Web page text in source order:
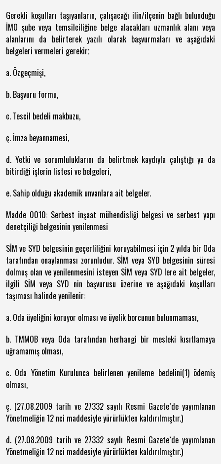
Gerekli koşulları taşıyanların, çalışacağı ilin/ilçenin bağlı bulunduğu
İMO şube veya temsilciliğine belge alacakları uzmanlık alanı veya
alanlarını da belirterek yazılı olarak başvurmaları ve aşağıdaki
belgeleri vermeleri gerekir;
a. Özgeçmişi,
b. Başvuru formu,
c. Tescil bedeli makbuzu,
ç. İmza beyannamesi,
d. Yetki ve sorumluluklarını da belirtmek kaydıyla çalıştığı ya da
bitirdiği işlerin listesi ve belgeleri,
e. Sahip olduğu akademik unvanlara ait belgeler.
Madde 0010: Serbest inşaat mühendisliği belgesi ve serbest yapı
denetçiliği belgesinin yenilenmesi
SİM ve SYD belgesinin geçerliliğini koruyabilmesi için 2 yılda bir Oda
tarafından onaylanması zorunludur. SİM veya SYD belgesinin süresi
dolmuş olan ve yenilenmesini isteyen SİM veya SYD lere ait belgeler,
ilgili SİM veya SYD nin başvurusu üzerine ve aşağıdaki koşulları
taşıması halinde yenilenir:
a. Oda üyeliğini koruyor olması ve üyelik borcunun bulunmaması,
b. TMMOB veya Oda tarafından herhangi bir mesleki kısıtlamaya
uğramamış olması,
c. Oda Yönetim Kurulunca belirlenen yenileme bedelini(1) ödemiş
olması,
ç. (27.08.2009 tarih ve 27332 sayılı Resmi Gazete`de yayımlanan
Yönetmeliğin 12 nci maddesiyle yürürlükten kaldırılmıştır.)
d. (27.08.2009 tarih ve 27332 sayılı Resmi Gazete`de yayımlanan
Yönetmeliğin 12 nci maddesiyle yürürlükten kaldırılmıştır.)